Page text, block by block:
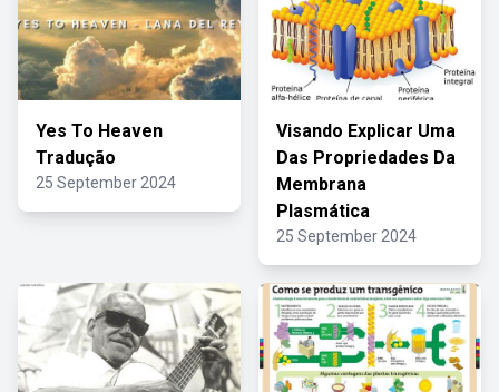
Yes To Heaven
Tradução
25 September 2024
Visando Explicar Uma
Das Propriedades Da
Membrana
Plasmática
25 September 2024